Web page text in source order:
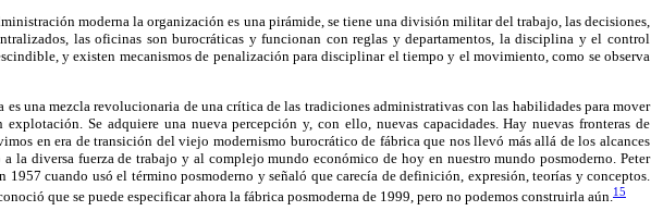
moderna la organización es una pirámide, se tiene una división militar del trabajo, las decisiones,
las oficinas son burocráticas y funcionan con reglas y departamentos, la disciplina y el control
y existen mecanismos de penalización para disciplinar el tiempo y el movimiento, como se observa
es una mezcla revolucionaria de una crítica de las tradiciones administrativas con las habilidades para mover
Se adquiere una nueva percepción y, con ello, nuevas capacidades. Hay nuevas fronteras de
en era de transición del viejo modernismo burocrático de fábrica que nos llevó más allá de los alcances
a la diversa fuerza de trabajo y al complejo mundo económico de hoy en nuestro mundo posmoderno. Peter
1957 cuando usó el término posmoderno y señaló que carecía de definición, expresión, teorías y conceptos.
que se puede especificar ahora la fábrica posmoderna de 1999, pero no podemos construirla aún. 15